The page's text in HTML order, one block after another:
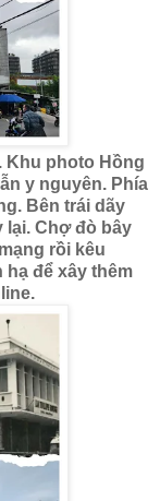
Khu photo Hồng
y nguyên. Phía
Bên trái dãy
lại. Chợ đò bây
rồi kêu
hạ để xây thêm